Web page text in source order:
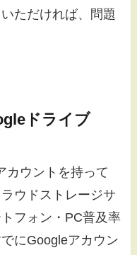
ただければ、問題
ドライブ
カウントを持って
ウドストレージサ
フォン・PC普及率
にGoogleアカウン